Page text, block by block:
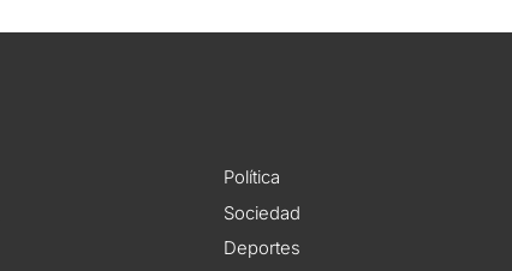
Política
Sociedad
Deportes